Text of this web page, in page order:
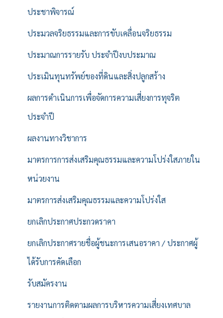
ประชาพิจารณ์
ประมวลจริยธรรมและการขับเคลื่อนจริยธรรม
ประมาณการรายรับ ประจำปีงบประมาณ
ประเมินทุนทรัพย์ของที่ดินและสิ่งปลูกสร้าง
ผลการดำเนินการเพื่อจัดการความเสี่ยงการทุจริต
ประจำปี
ผลงานทางวิชาการ
มาตรการการส่งเสริมคุณธรรมและความโปร่งใสภายใน
หน่วยงาน
มาตรการส่งเสริมคุณธรรมและความโปร่งใส
ยกเลิกประกาศประกวดราคา
ยกเลิกประกาศรายชื่อผู้ชนะการเสนอราคา / ประกาศผู้
ได้รับการคัดเลือก
รับสมัครงาน
รายงานการติดตามผลการบริหารความเสี่ยงเทศบาล